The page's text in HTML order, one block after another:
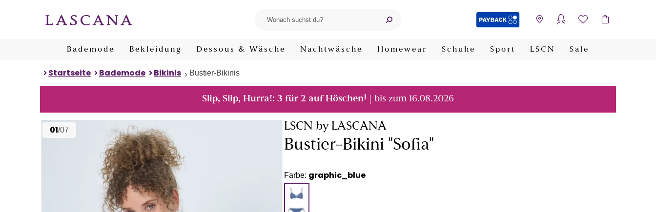
Bademode Bekleidung Dessous & Wäsche Nachtwäsche Homewear Schuhe Sport LSCN Sale
Startseite Bademode Bikinis Bustier-Bikinis
Slip, Slip, Hurra!: 3 für 2 auf Höschen1 | bis zum 16.08.2026
01/07 LSCN by LASCANA
Bustier-Bikini "Sofia"
Farbe: graphic_blue